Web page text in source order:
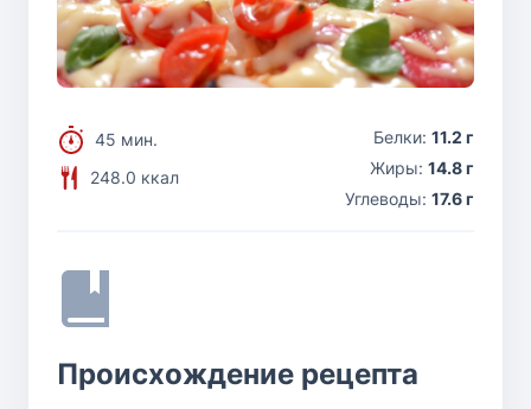
45 мин.
248.0 ккал
Белки: 11.2 г
Жиры: 14.8 г
Углеводы: 17.6 г
Происхождение рецепта